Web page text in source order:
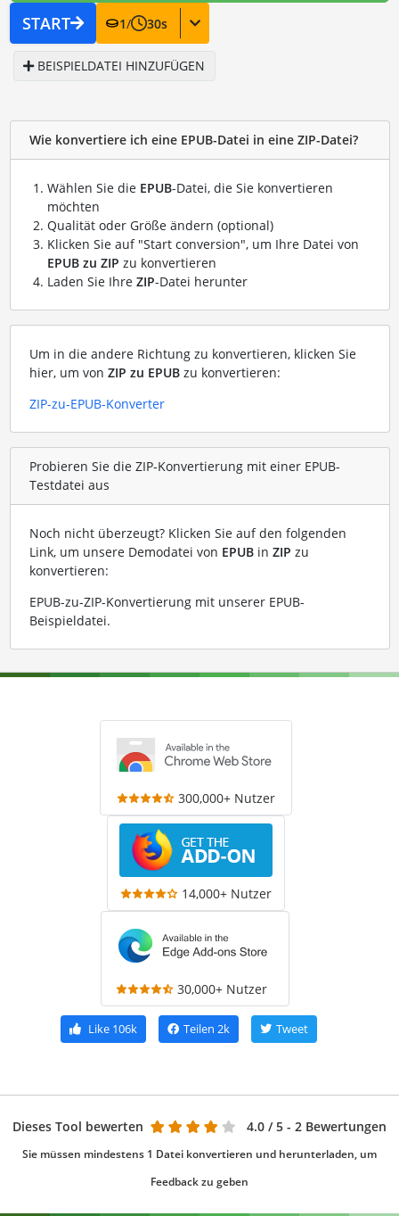
START 1/ 30s
BEISPIELDATEI HINZUFÜGEN
Wie konvertiere ich eine EPUB-Datei in eine ZIP-Datei?
Wählen Sie die EPUB-Datei, die Sie konvertieren
möchten
Qualität oder Größe ändern (optional)
Klicken Sie auf "Start conversion", um Ihre Datei von
EPUB zu ZIP zu konvertieren
Laden Sie Ihre ZIP-Datei herunter
Um in die andere Richtung zu konvertieren, klicken Sie
hier, um von ZIP zu EPUBzu konvertieren:
ZIP-zu-EPUB-Konverter
Probieren Sie die ZIP-Konvertierung mit einer EPUB-
Testdatei aus
Noch nicht überzeugt? Klicken Sie auf den folgenden
Link, um unsere Demodatei von EPUBin ZIP zu
konvertieren:
EPUB-zu-ZIP-Konvertierung mit unserer EPUB-
Beispieldatei.
300,000+ Nutzer
14,000+ Nutzer
30,000+ Nutzer
Like 106k Teilen 2k Tweet
Dieses Tool bewerten 4.0 / 5 - 2 Bewertungen
Sie müssen mindestens 1 Datei konvertieren und herunterladen, um
Feedback zu geben